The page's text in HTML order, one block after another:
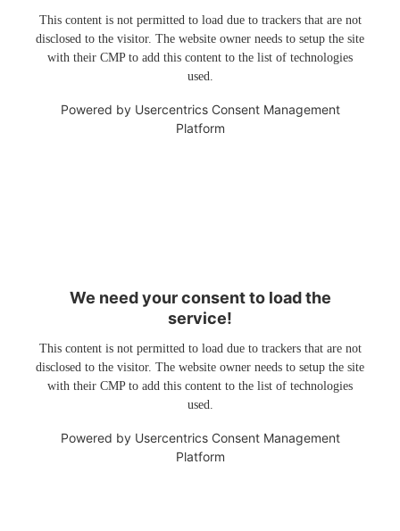
This content is not permitted to load due to trackers that are not
disclosed to the visitor. The website owner needs to setup the site
with their CMP to add this content to the list of technologies
used.
Powered by Usercentrics Consent Management
Platform
We need your consent to load the
service!
This content is not permitted to load due to trackers that are not
disclosed to the visitor. The website owner needs to setup the site
with their CMP to add this content to the list of technologies
used.
Powered by Usercentrics Consent Management
Platform